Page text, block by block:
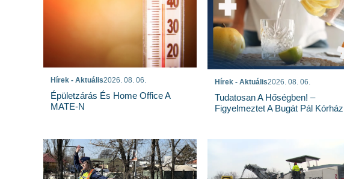
Hírek - Aktuális2026. 08. 06.
Épületzárás És Home Office A
MATE-N
Hírek - Aktuális2026. 08. 06.
Tudatosan A Hőségben! –
Figyelmeztet A Bugát Pál Kórház